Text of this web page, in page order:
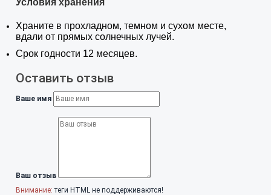
Условия хранения
Храните в прохладном, темном и сухом месте,
вдали от прямых солнечных лучей.
Срок годности 12 месяцев.
Оставить отзыв
Ваше имя
Ваш отзыв
Внимание: теги HTML не поддерживаются!